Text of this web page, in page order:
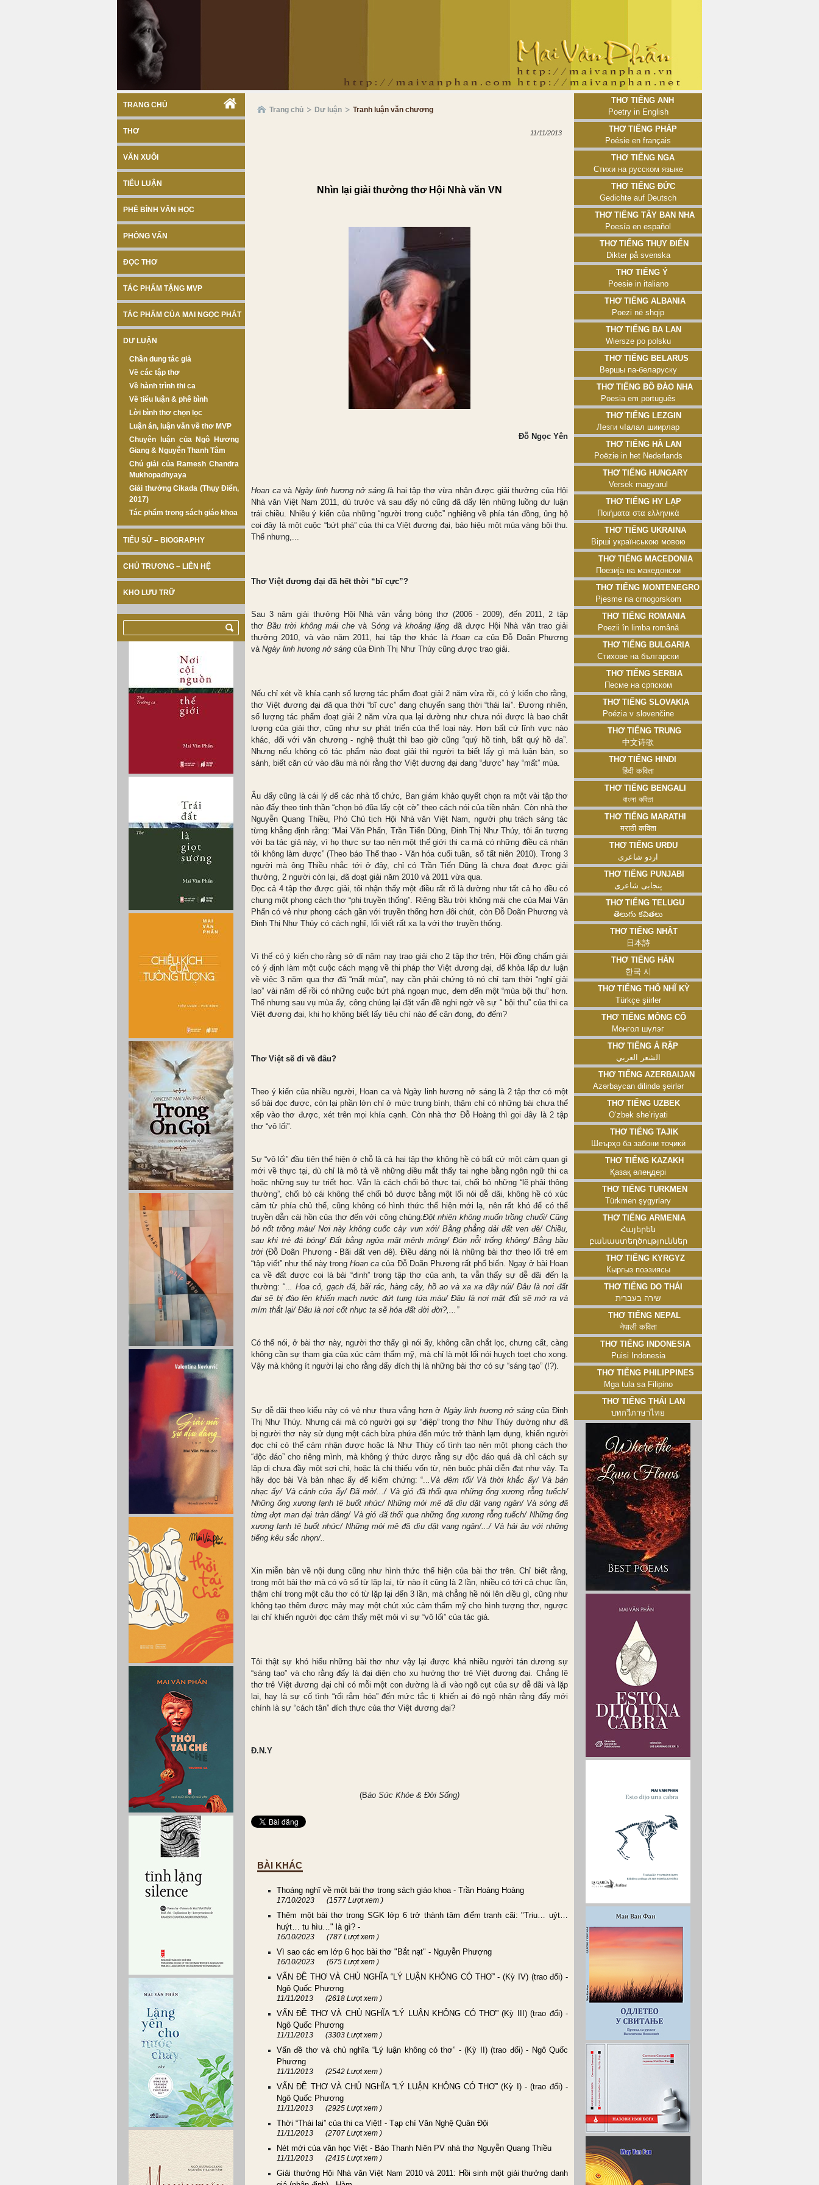
TRANG CHỦ
THƠ
VĂN XUÔI
TIỂU LUẬN
PHÊ BÌNH VĂN HỌC
PHỎNG VẤN
ĐỌC THƠ
TÁC PHẨM TẶNG MVP
TÁC PHẨM CỦA MAI NGỌC PHÁT
DƯ LUẬN
Chân dung tác giả
Về các tập thơ
Về hành trình thi ca
Về tiểu luận & phê bình
Lời bình thơ chọn lọc
Luận án, luận văn về thơ MVP
Chuyên luận của Ngô Hương
Giang & Nguyễn Thanh Tâm
Chú giải của Ramesh Chandra
Mukhopadhyaya
Giải thưởng Cikada (Thụy Điển,
2017)
Tác phẩm trong sách giáo khoa
TIỂU SỬ – BIOGRAPHY
CHỦ TRƯƠNG – LIÊN HỆ
KHO LƯU TRỮ
Trang chủ Dư luận Tranh luận văn chương
11/11/2013
Nhìn lại giải thưởng thơ Hội N hà văn VN
Đỗ Ngọc Yên
Hoan cavà Ngày linh hương nở sáng là hai tập thơ vừa nhận được giải thưởng của Hội
Nhà văn Việt Nam 2011, dù trước và sau đấy nó cũng đã dấy lên những luồng dư luận
trái chiều. Nhiều ý kiến của những “người trong cuộc” nghiêng về phía tán đồng, ủng hộ
coi đây là một cuộc “bứt phá” của thi ca Việt đương đại, báo hiệu một mùa vàng bội thu.
Thế nhưng,...
Thơ Việt đương đại đã hết thời “bĩ cực”?
Sau 3 năm giải thưởng Hội Nhà văn vắng bóng thơ (2006 - 2009), đến 2011, 2 tập
thơBầu trời không mái che và Sóng và khoảng lặng đã được Hội Nhà văn trao giải
thưởng 2010, và vào năm 2011, hai tập thơ khác làHoan ca của Đỗ Doãn Phương
và Ngày linh hương nở sáng của Đinh Thị Như Thúy cũng được trao giải.
Nếu chỉ xét về khía cạnh số lượng tác phẩm đoạt giải 2 năm vừa rồi, có ý kiến cho rằng,
thơ Việt đương đại đã qua thời “bĩ cực” đang chuyển sang thời “thái lai”. Đương nhiên,
số lượng tác phẩm đoạt giải 2 năm vừa qua lại dường như chưa nói được là bao chất
lượng của giải thơ, cũng như sự phát triển của thể loại này. Hơn bất cứ lĩnh vực nào
khác, đối với văn chương - nghệ thuật thì bao giờ cũng “quý hồ tinh, bất quý hồ đa”.
Nhưng nếu không có tác phẩm nào đoạt giải thì người ta biết lấy gì mà luận bàn, so
sánh, biết căn cứ vào đâu mà nói rằng thơ Việt đương đại đang “được” hay “mất” mùa.
Âu đấy cũng là cái lý để các nhà tổ chức, Ban giám khảo quyết chọn ra một vài tập thơ
nào đấy theo tinh thần “chọn bó đũa lấy cột cờ” theo cách nói của tiền nhân. Còn nhà thơ
Nguyễn Quang Thiều, Phó Chủ tịch Hội Nhà văn Việt Nam, người phụ trách sáng tác
từng khẳng định rằng: “Mai Văn Phấn, Trần Tiến Dũng, Đinh Thị Như Thúy, tôi ấn tượng
với ba tác giả này, vì họ thực sự tạo nên một thế giới thi ca mà có những điều cá nhân
tôi không làm được” (Theo báo Thể thao - Văn hóa cuối tuần, số tất niên 2010). Trong 3
người mà ông Thiều nhắc tới ở đây, chỉ có Trần Tiến Dũng là chưa đoạt được giải
thưởng, 2 người còn lại, đã đoạt giải năm 2010 và 2011 vừa qua.
Đọc cả 4 tập thơ được giải, tôi nhận thấy một điều rất rõ là dường như tất cả họ đều có
chung một phong cách thơ “phi truyền thống”. Riêng Bầu trời không mái che của Mai Văn
Phấn có vẻ như phong cách gần với truyền thống hơn đôi chút, còn Đỗ Doãn Phương và
Đinh Thị Như Thúy có cách nghĩ, lối viết rất xa lạ với thơ truyền thống.
Vì thế có ý kiến cho rằng sở dĩ năm nay trao giải cho 2 tập thơ trên, Hội đồng chấm giải
có ý định làm một cuộc cách mạng về thi pháp thơ Việt đương đại, để khỏa lấp dư luận
về việc 3 năm qua thơ đã “mất mùa”, nay cần phải chứng tỏ nó chỉ tạm thời “nghỉ giải
lao” vài năm để rồi có những cuộc bứt phá ngoạn mục, đem đến một “mùa bội thu” hơn.
Thế nhưng sau vụ mùa ấy, công chúng lại đặt vấn đề nghi ngờ về sự “ bội thu” của thi ca
Việt đương đại, khi họ không biết lấy tiêu chí nào để cân đong, đo đếm?
Thơ Việt sẽ đi về đâu?
Theo ý kiến của nhiều người, Hoan ca và Ngày linh hương nở sáng là 2 tập thơ có một
số bài đọc được, còn lại phần lớn chỉ ở mức trung bình, thậm chí có những bài chưa thể
xếp vào thơ được, xét trên mọi khía cạnh. Còn nhà thơ Đỗ Hoàng thì gọi đây là 2 tập
thơ “vô lối”.
Sự “vô lối” đầu tiên thể hiện ở chỗ là cả hai tập thơ không hề có bất cứ một cảm quan gì
mới về thực tại, dù chỉ là mô tả về những điều mắt thấy tai nghe bằng ngôn ngữ thi ca
hoặc những suy tư triết học. Vẫn là cách chối bỏ thực tại, chối bỏ những “lẽ phải thông
thường”, chối bỏ cái không thể chối bỏ được bằng một lối nói dễ dãi, không hề có xúc
cảm từ phía chủ thể, cũng không có hình thức thể hiện mới lạ, nên rất khó để có thể
truyền dẫn cái hồn của thơ đến với công chúng:Đột nhiên không muốn trồng chuối/ Cũng
bỏ nốt trồng màu/ Nơi này không cuốc cày vun xới/ Bằng phẳng dải đất ven đê/ Chiều,
sau khi trẻ đá bóng/ Đất bằng ngửa mặt mênh mông/ Đón nỗi trống không/ Bằng bầu
trời (Đỗ Doãn Phương - Bãi đất ven đê). Điều đáng nói là những bài thơ theo lối trẻ em
“tập viết” như thế này trongHoan ca của Đỗ Doãn Phương rất phổ biến. Ngay ở bài Hoan
ca về đất được coi là bài “đinh” trong tập thơ của anh, ta vẫn thấy sự dễ dãi đến lạ
thường: “... Hoa cỏ, gạch đá, bãi rác, hàng cây, hồ ao và xa xa dãy núi/ Đâu là nơi đất
đai sẽ bị đào lên khiến mạch nước đứt tung tứa máu/ Đâu là nơi mặt đất sẽ mở ra và
mím thắt lại/ Đâu là nơi cốt nhục ta sẽ hóa đất đời đời?,...”
Có thể nói, ở bài thơ này, người thơ thấy gì nói ấy, không cần chắt lọc, chưng cất, càng
không cần sự tham gia của xúc cảm thẩm mỹ, mà chỉ là một lối nói huỵch toẹt cho xong.
Vậy mà không ít người lại cho rằng đấy đích thị là những bài thơ có sự “sáng tạo” (!?).
Sự dễ dãi theo kiểu này có vẻ như thưa vắng hơn ở Ngày linh hương nở sángcủa Đinh
Thị Như Thúy. Nhưng cái mà có người gọi sự “điệp” trong thơ Như Thúy dường như đã
bị người thơ này sử dụng một cách bừa phứa đến mức trở thành lạm dụng, khiến người
đọc chỉ có thể cảm nhận được hoặc là Như Thúy cố tình tạo nên một phong cách thơ
“độc đáo” cho riêng mình, mà không ý thức được rằng sự độc đáo quá đà chỉ cách sự
lập dị chưa đầy một sợi chỉ, hoặc là chị thiếu vốn từ, nên buộc phải diễn đạt như vậy. Ta
hãy đọc bài Và bản nhạc ấy để kiểm chứng: “...Và đêm tối/ Và thời khắc ấy/ Và bản
nhạc ấy/ Và cánh cửa ấy/ Đã mở/.../ Và gió đã thổi qua những ống xương rỗng tuếch/
Những ống xương lạnh tê buốt nhức/ Những mỏi mê đã dìu dặt vang ngân/ Và sóng đã
từng đợt man dại tràn dâng/ Và gió đã thổi qua những ống xương rỗng tuếch/ Những ống
xương lạnh tê buốt nhức/ Những mỏi mê đã dìu dặt vang ngân/.../ Và hải âu với những
tiếng kêu sắc nhọn/..
Xin miễn bàn về nội dung cũng như hình thức thể hiện của bài thơ trên. Chỉ biết rằng,
trong một bài thơ mà có vô số từ lặp lại, từ nào ít cũng là 2 lần, nhiều có tới cả chục lần,
thậm chí trong một câu thơ có từ lặp lại đến 3 lần, mà chẳng hề nói lên điều gì, cũng như
không tạo thêm được mảy may một chút xúc cảm thẩm mỹ cho hình tượng thơ, ngược
lại chỉ khiến người đọc cảm thấy mệt mỏi vì sự “vô lối” của tác giả.
Tôi thật sự khó hiểu những bài thơ như vậy lại được khá nhiều người tán dương sự
“sáng tạo” và cho rằng đấy là đại diện cho xu hướng thơ trẻ Việt đương đại. Chẳng lẽ
thơ trẻ Việt đương đại chỉ có mỗi một con đường là đi vào ngõ cụt của sự dễ dãi và lặp
lại, hay là sự cố tình “rối rắm hóa” đến mức tắc tị khiến ai đó ngộ nhận rằng đấy mới
chính là sự “cách tân” đích thực của thơ Việt đương đại?
Đ.N.Y
(Báo Sức Khỏe & Đời Sống)
BÀI KHÁC
Thoáng nghĩ về một bài thơ trong sách giáo khoa - Trần Hoàng Hoàng
17/10/2023 (1577 Lượt xem )
Thêm một bài thơ trong SGK lớp 6 trở thành tâm điểm tranh cãi: "Triu… uýt…
huýt… tu hìu…" là gì? -
16/10/2023 (787 Lượt xem )
Vì sao các em lớp 6 học bài thơ "Bắt nạt" - Nguyễn Phượng
16/10/2023 (675 Lượt xem )
VẤN ĐỀ THƠ VÀ CHỦ NGHĨA “LÝ LUẬN KHÔNG CÓ THƠ” - (Kỳ IV) (trao đổi) -
Ngô Quốc Phương
11/11/2013 (2618 Lượt xem )
VẤN ĐỀ THƠ VÀ CHỦ NGHĨA “LÝ LUẬN KHÔNG CÓ THƠ” (Kỳ III) (trao đổi) -
Ngô Quốc Phương
11/11/2013 (3303 Lượt xem )
Vấn đề thơ và chủ nghĩa “Lý luận không có thơ” - (Kỳ II) (trao đổi) - Ngô Quốc
Phương
11/11/2013 (2542 Lượt xem )
VẤN ĐỀ THƠ VÀ CHỦ NGHĨA “LÝ LUẬN KHÔNG CÓ THƠ” (Kỳ I) - (trao đổi) -
Ngô Quốc Phương
11/11/2013 (2925 Lượt xem )
Thời “Thái lai” của thi ca Việt! - Tạp chí Văn Nghệ Quân Đội
11/11/2013 (2707 Lượt xem )
Nét mới của văn học Việt - Báo Thanh Niên PV nhà thơ Nguyễn Quang Thiều
11/11/2013 (2415 Lượt xem )
Giải thưởng Hội Nhà văn Việt Nam 2010 và 2011: Hồi sinh một giải thưởng danh
Thơ tiếng Anh
Poetry in English
Thơ tiếng Pháp
Poésie en français
Thơ tiếng Nga
Стихи на русском языке
Thơ tiếng Đức
Gedichte auf Deutsch
Thơ tiếng Tây Ban Nha
Poesía en español
Thơ tiếng Thụy Điển
Dikter på svenska
Thơ tiếng Ý
Poesie in italiano
Thơ tiếng Albania
Poezi në shqip
Thơ tiếng Ba Lan
Wiersze po polsku
Thơ tiếng Belarus
Вершы па-беларуску
Thơ tiếng Bồ Đào Nha
Poesia em português
Thơ tiếng Lezgin
Лезги чӀалал шиирлар
Thơ tiếng Hà Lan
Poëzie in het Nederlands
Thơ tiếng Hungary
Versek magyarul
Thơ tiếng Hy Lạp
Ποιήματα στα ελληνικά
Thơ tiếng Ukraina
Вірші українською мовою
Thơ tiếng Macedonia
Поезија на македонски
Thơ tiếng Montenegro
Pjesme na crnogorskom
Thơ tiếng Romania
Poezii în limba română
Thơ tiếng Bulgaria
Стихове на български
Thơ tiếng Serbia
Песме на српском
Thơ tiếng Slovakia
Poézia v slovenčine
Thơ tiếng Trung
中文诗歌
Thơ tiếng Hindi
हिंदी कविता
Thơ tiếng Bengali
বাংলা কবিতা
Thơ tiếng Marathi
मराठी कविता
Thơ tiếng Urdu
اردو شاعری
Thơ tiếng Punjabi
پنجابی شاعری
Thơ tiếng Telugu
తెలుగు కవితలు
Thơ tiếng Nhật
日本詩
Thơ tiếng Hàn
한국 시
Thơ tiếng Thổ Nhĩ Kỳ
Türkçe şiirler
Thơ tiếng Mông Cổ
Монгол шүлэг
Thơ tiếng Ả Rập
الشعر العربي
Thơ tiếng Azerbaijan
Azərbaycan dilində şeirlər
Thơ tiếng Uzbek
Oʻzbek sheʼriyati
Thơ tiếng Tajik
Шеърҳо ба забони тоҷикӣ
Thơ tiếng Kazakh
Қазақ өлеңдері
Thơ tiếng Turkmen
Türkmen şygyrlary
Thơ tiếng Armenia
Հայերեն
բանաստեղծություններ
Thơ tiếng Kyrgyz
Кыргыз поэзиясы
Thơ tiếng Do Thái
שירה בעברית
Thơ tiếng Nepal
नेपाली कविता
Thơ tiếng Indonesia
Puisi Indonesia
Thơ tiếng Philippines
Mga tula sa Filipino
Thơ tiếng Thái Lan
บทกวีภาษาไทย